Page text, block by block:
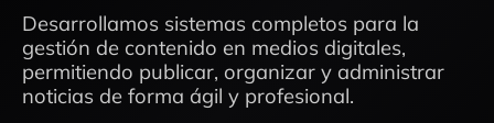
Desarrollamos sistemas completos para la
gestión de contenido en medios digitales,
permitiendo publicar, organizar y administrar
noticias de forma ágil y profesional.